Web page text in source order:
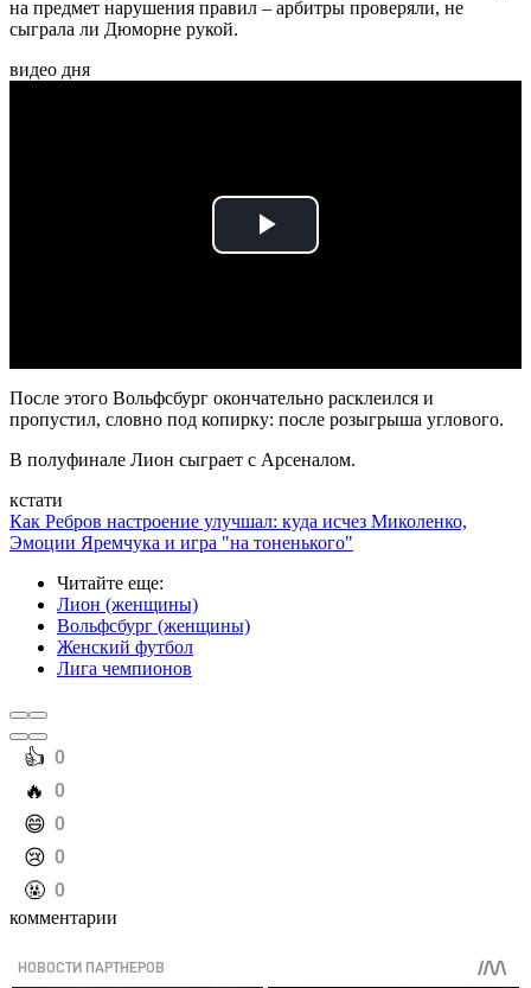
на предмет нарушения правил – арбитры проверяли, не
сыграла ли Дюморне рукой.
видео дня
Play
После этого Вольфсбург окончательно расклеился и
пропустил, словно под копирку: после розыгрыша углового.
В полуфинале Лион сыграет с Арсеналом.
кстати
Как Ребров настроение улучшал: куда исчез Миколенко,
Эмоции Яремчука и игра "на тоненького"
Читайте еще:
Лион (женщины)
Вольфсбург (женщины)
Женский футбол
Лига чемпионов
️👍 0
️🔥 0
️😄 0
️😢 0
️🤬 0
комментарии